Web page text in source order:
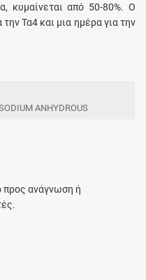
κυμαίνεται από 50-80%. Ο
Τα4 και μια ημέρα για την
ANHYDROUS
προς ανάγνωση ή